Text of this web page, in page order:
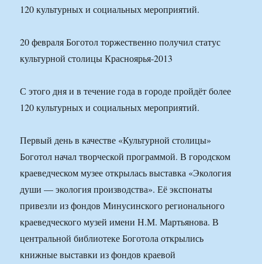
120 культурных и социальных мероприятий.
20 февраля Боготол торжественно получил статус
культурной столицы Красноярья-2013
С этого дня и в течение года в городе пройдёт более
120 культурных и социальных мероприятий.
Первый день в качестве «Культурной столицы»
Боготол начал творческой программой. В городском
краеведческом музее открылась выставка «Экология
души — экология производства». Её экспонаты
привезли из фондов Минусинского регионального
краеведческого музей имени Н.М. Мартьянова. В
центральной библиотеке Боготола открылись
книжные выставки из фондов краевой